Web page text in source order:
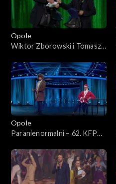
Opole
Wiktor Zborowski i Tomasz
KFPP: „KabareTYM”
Opole
Paranienormalni – 62. KFPP: